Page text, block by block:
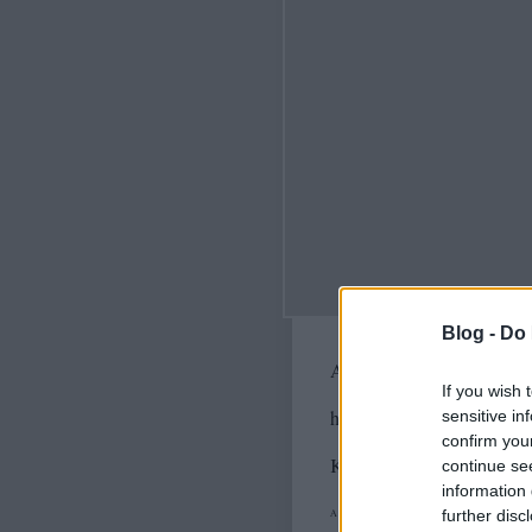
Blog -
If you wish
sensitive
confirm
continue
information
further
A bejegyzés trackback címe:
https://fenteslent.blog.hu/
Kommentek:
A hozzászólások a vonatkozó jogszabályok